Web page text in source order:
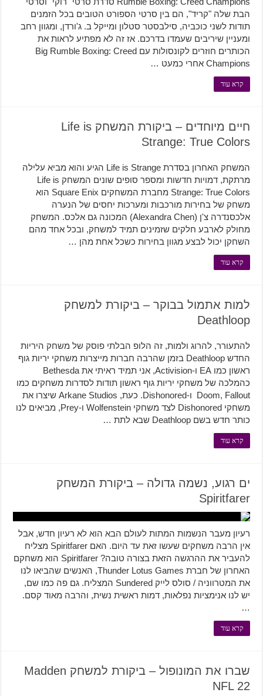
הבת שלה "קריד", הם בין סרטי הספורט הטובים בכל הזמנים
תודות לשני כוכביה, סילבסטר סטלון ומייקל ב. ג'ורדן, ומגוון רחב
ומעניין שיריבים שעמדו בדרכם. אז זה לא מפתיע לראות את
הכותרים חוזרים לקונסולות עם Big Rumble Boxing: Creed
Champions אחרי כמעט …
קרא עוד
חיים מיוחדים – ביקורת המשחק Life is
Strange: True Colors
המשחק האחרון בסדרת Life is Strange הגיע והוא מביא עלילה
מרתקת, דמויות חדשות ומספר סופים שונים המשחק Life is
Strange: True Colors מחברת המשחקים Square Enix הוא
משחק של בחירות מורכבות ומערכות יחסים של הנערה
אלכסנדרה צ'ן (Alexandra Chen) המכונה גם אלכס. המשחק
מחולק לארבע חלקים שזמינים תמיד למשחק, ובכל אחד מהם
השחקן יכול לבצע מגוון בחירות כשכל אחת מהן …
קרא עוד
למות אתמול בבוקר – ביקורת למשחק
Deathloop
להתעורר, להרוג ולמות, זה הלופ הבלתי פוסק של משחק היריות
החדש Deathloop בזמן שהרבה חברות מייצרות משחקי יריות גוף
ראשון כמו EA ו-Activision, אני תמיד ראיתי את Bethesda
כהמלכה של משחקי יריות גוף ראשון תודות לסדרות משחקים כמו
Doom, Fallout ו-Dishonored. כעת, Arkane Studios שיצרו את
משחקי Dishonored לצד משחקי Wolfenstein ו-Prey, מביאים לנו
כותר חדש בשם Deathloop שבא לתת …
קרא עוד
ים רגוע, נשמה גדולה – ביקורת המשחק
Spiritfarer
רעיון מעבר הנשמות המתות לעולם הבא הוא לא רעיון חדש, אבל
אין הרבה משחקים שעשו זאת עד היום. האם Spiritfarer מצליח
להעביר את ההרגשה הזאת בצורה טובה? Spiritfarer הוא משחקם
האחרון של חברת Thunder Lotus Games, האנשים שהביאו לנו
את המטרווניה / סולס לייק Sundered המצליח. גם פה כמו שם,
יש לנו אנימציות נפלאות, דמות ראשית נשית, והרבה מאוד קסם.
…
קרא עוד
שברו את המונופול – ביקורת למשחק Madden
NFL 22